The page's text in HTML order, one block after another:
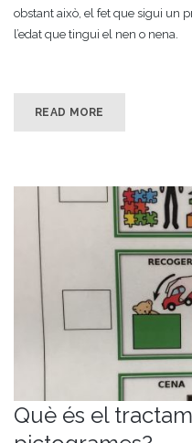
obstant això, el fet que sigui un
l’edat que tingui el nen o nena.
READ MORE
Què és el